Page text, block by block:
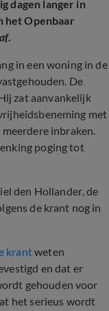
dagen langer in
het Openbaar
.
in een woning in de
De
zat aanvankelijk
met
inbraken.
poging tot
den Hollander,de
de krant nog in
krantweten
en dat er
gehouden voor
het serieus wordt